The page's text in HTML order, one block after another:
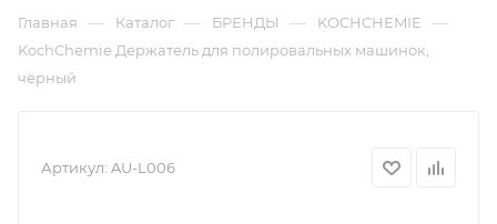
Главная — Каталог — БРЕНДЫ — KOCHCHEMIE —
KochChemie Держатель для полировальных машинок,
чёрный
Артикул: AU-L006